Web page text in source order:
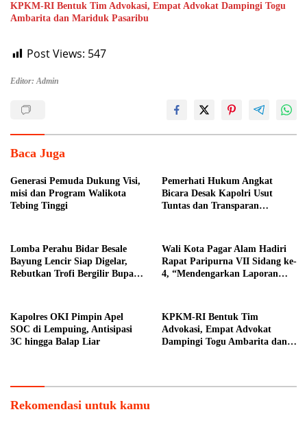
KPKM-RI Bentuk Tim Advokasi, Empat Advokat Dampingi Togu
Ambarita dan Mariduk Pasaribu
Post Views: 547
Editor: Admin
Baca Juga
Generasi Pemuda Dukung Visi,
misi dan Program Walikota
Tebing Tinggi
Pemerhati Hukum Angkat
Bicara Desak Kapolri Usut
Tuntas dan Transparan
Lomba Perahu Bidar Besale
Bayung Lencir Siap Digelar,
Rebutkan Trofi Bergilir Bupati
Wali Kota Pagar Alam Hadiri
Rapat Paripurna VII Sidang ke-
4, “Mendengarkan Laporan
Alam”
Kapolres OKI Pimpin Apel
SOC di Lempuing, Antisipasi
3C hingga Balap Liar
KPKM-RI Bentuk Tim
Advokasi, Empat Advokat
Dampingi Togu Ambarita dan
Rekomendasi untuk kamu